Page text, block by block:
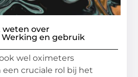
weten over
en gebruik
wel oximeters
cruciale rol bij het